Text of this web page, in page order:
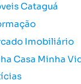
Cataguá
Imobiliário
Casa Minha